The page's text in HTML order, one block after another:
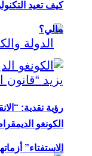
رؤية نقدية:
كيف تعيد
مالي؟
الكونغو
الاستفتاء”